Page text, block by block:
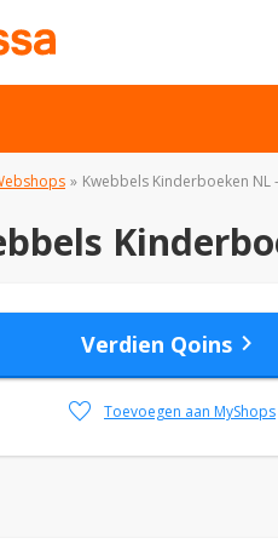
» Kwebbels Kinderboeken NL
Verdien Qoinschevron_right
favorite
Toevoegen aan MyShops